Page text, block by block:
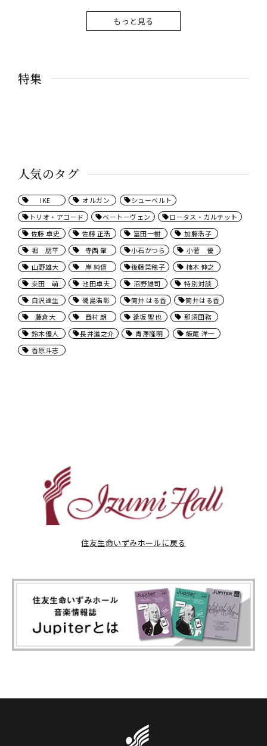
もっと見る
人気のタグ
IKE オルガン
シューベルト
トリオ・アコード
ベートーヴェン
ロータス・カルテット
佐藤 卓史
佐藤 正浩 冨田一樹
加藤浩子
堀 朋平
寺西 肇 小石かつら
小菅 優
山野雄大
岸 純信 後藤菜穂子
柿木 伸之
桒田 萌
池田卓夫 沼野雄司
特別対談
白沢達生
磯島浩彰 筒井 はる香
筒井はる香
藤倉大
西村 朗 逢坂 聖也
那須田務
鈴木優人
長井進之介 青澤隆明
飯尾 洋一
香原斗志
特集
住友生命いずみホールに戻る